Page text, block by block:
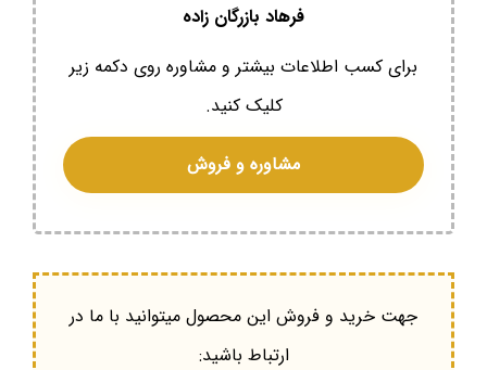
فرهاد بازرگان زاده
برای کسب اطلاعات بیشتر و مشاوره روی دکمه زیر
کلیک کنید.
مشاوره و فروش
جهت خرید و فروش این محصول میتوانید با ما در
ارتباط باشید: